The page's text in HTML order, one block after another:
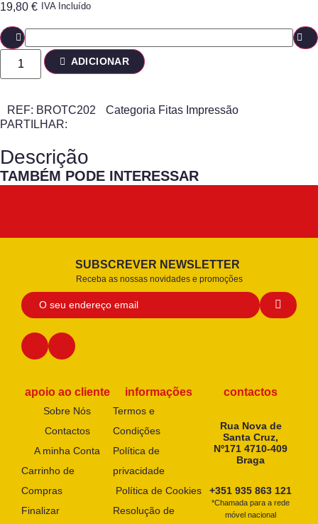
19,80 € IVA Incluído
ADICIONAR
REF: BROTC202 Categoria Fitas Impressão
PARTILHAR:
Descrição
TAMBÉM PODE INTERESSAR
SUBSCREVER NEWSLETTER
Receba as nossas novidades e promoções
apoio ao cliente
Sobre Nós
Contactos
A minha Conta
Carrinho de
Compras
Finalizar
informações
Termos e
Condições
Política de
privacidade
Política de Cookies
Resolução de
contactos
Rua Nova de
Santa Cruz,
Nº171 4710-409
Braga
+351 935 863 121
*Chamada para a rede
móvel nacional